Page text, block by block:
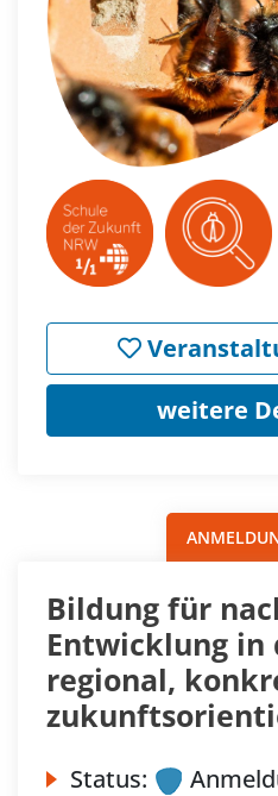
weitere
Bildung für
Entwicklung in
regional,
Status: